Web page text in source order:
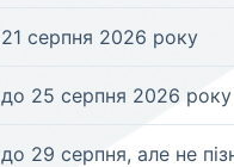
21 серпня 2026 року
до 25 серпня 2026 року
до 29 серпня, але не